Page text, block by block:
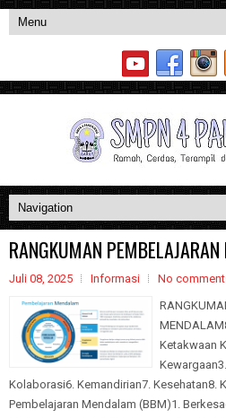
RANGKUMAN
Juli 08, 2025 Informasi
No
Ketakwaan
Kolaborasi6. Kemandirian7. Kesehatan8.
Pembelajaran Mendalam (BBM)1.